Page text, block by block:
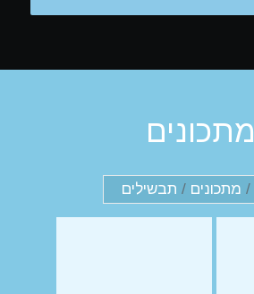
מתכונים
/ מתכונים / תבשילים